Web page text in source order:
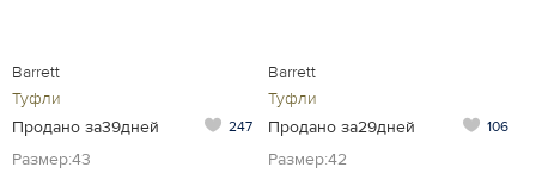
Barrett
Туфли
Продано за39дней
247
Размер:43
Barrett
Туфли
Продано за29дней
106
Размер:42